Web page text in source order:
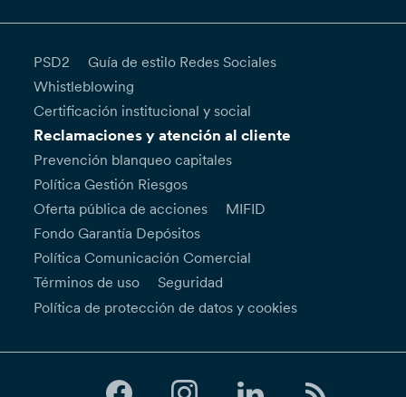
PSD2
Guía de estilo Redes Sociales
Whistleblowing
Certificación institucional y social
Reclamaciones y atención al cliente
Prevención blanqueo capitales
Política Gestión Riesgos
Oferta pública de acciones
MIFID
Fondo Garantía Depósitos
Política Comunicación Comercial
Términos de uso
Seguridad
Política de protección de datos y cookies